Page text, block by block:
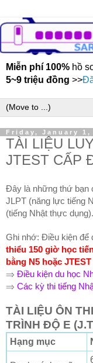
Miễn phí 100% hồ
5~9 triệu đồng >>
Friday, January 1,
TÀI LIỆU
JTEST CẤP
Đây là những thứ bạn
JLPT (năng lực tiếng
(tiếng Nhật thực dụng).
Ghi nhớ: Điều kiện để
thiểu 150 giờ học
bằng N5 hoặc
⇒ Điều kiện du học
⇒ Các kỳ thi tiếng
TÀI LIỆU ÔN
TRÌNH ĐỘ E
Hạng mục